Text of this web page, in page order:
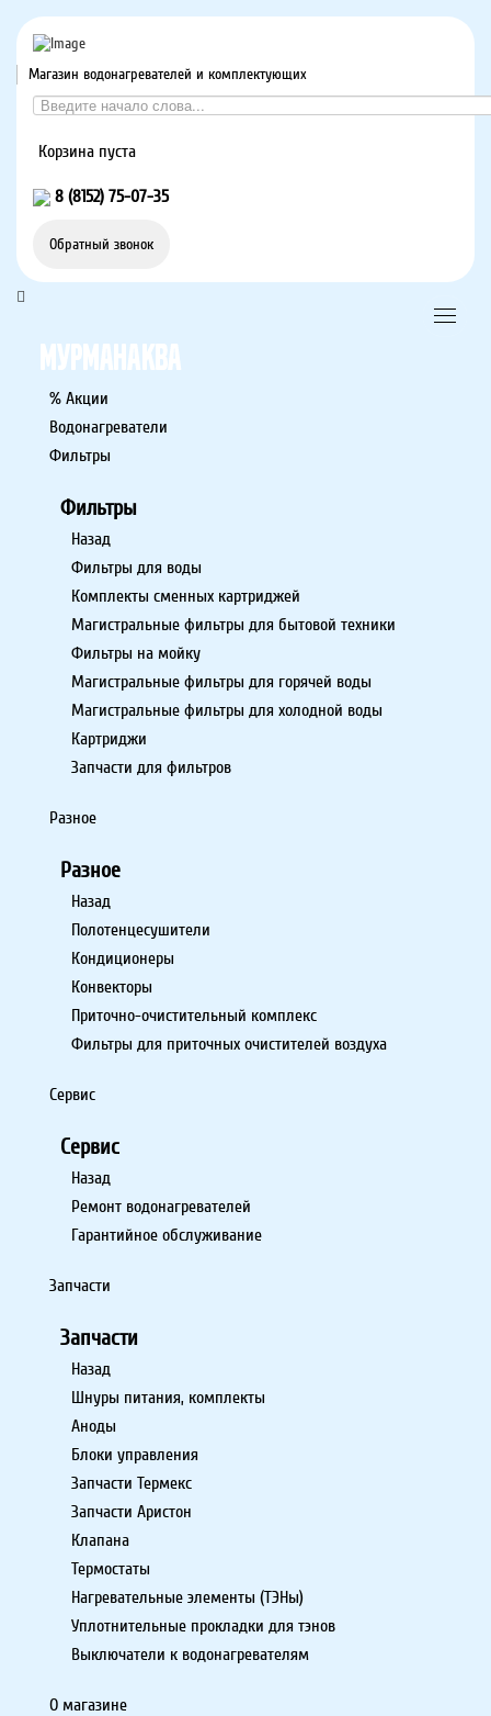
Магазин водонагревателей и комплектующих
Корзина пуста
8 (8152) 75-07-35
Обратный звонок
% Акции
Водонагреватели
Фильтры
Фильтры
Назад
Фильтры для воды
Комплекты сменных картриджей
Магистральные фильтры для бытовой техники
Фильтры на мойку
Магистральные фильтры для горячей воды
Магистральные фильтры для холодной воды
Картриджи
Запчасти для фильтров
Разное
Разное
Назад
Полотенцесушители
Кондиционеры
Конвекторы
Приточно-очистительный комплекс
Фильтры для приточных очистителей воздуха
Сервис
Сервис
Назад
Ремонт водонагревателей
Гарантийное обслуживание
Запчасти
Запчасти
Назад
Шнуры питания, комплекты
Аноды
Блоки управления
Запчасти Термекс
Запчасти Аристон
Клапана
Термостаты
Нагревательные элементы (ТЭНы)
Уплотнительные прокладки для тэнов
Выключатели к водонагревателям
О магазине